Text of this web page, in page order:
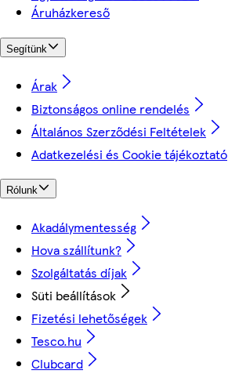
Áruházkereső
Segítünk
Árak
Biztonságos online rendelés
Általános Szerződési Feltételek
Adatkezelési és Cookie tájékoztató
Rólunk
Akadálymentesség
Hova szállítunk?
Szolgáltatás díjak
Süti beállítások
Fizetési lehetőségek
Tesco.hu
Clubcard